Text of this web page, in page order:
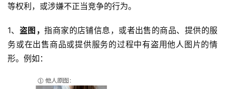
等权利，或涉嫌不正当竞争的行为。
1、 盗图，指商家的店铺信息，或者出售的商品、提供的服
务或在出售商品或提供服务的过程中有盗用他人图片的情
形。例如：